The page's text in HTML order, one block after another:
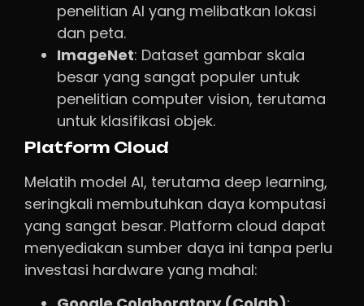
penelitian AI yang melibatkan lokasi
dan peta.
ImageNet: Dataset gambar skala
besar yang sangat populer untuk
penelitian computer vision, terutama
untuk klasifikasi objek.
Platform Cloud
Melatih model AI, terutama deep learning,
seringkali membutuhkan daya komputasi
yang sangat besar. Platform cloud dapat
menyediakan sumber daya ini tanpa perlu
investasi hardware yang mahal: